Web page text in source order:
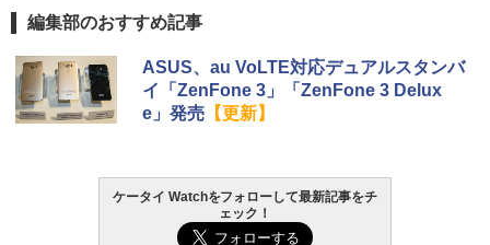
編集部のおすすめ記事
ASUS、au VoLTE対応デュアルスタンバ
イ「ZenFone 3」「ZenFone 3 Delux
e」発売【更新】
ケータイ Watchをフォローして最新記事をチ
ェック！